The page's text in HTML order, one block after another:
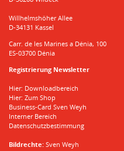
Willhelmshöher Allee
D-34131 Kassel
Carr. de les Marines a Dénia, 100
ES-03700 Dénia
Registrierung Newsletter
Hier: Downloadbereich
Hier: Zum Shop
Business-Card Sven Weyh
Interner Bereich
Datenschutzbestimmung
Bildrechte: Sven Weyh